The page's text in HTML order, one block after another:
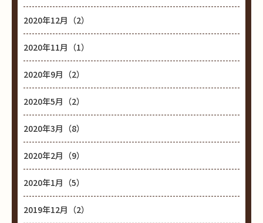
2020年12月（2）
2020年11月（1）
2020年9月（2）
2020年5月（2）
2020年3月（8）
2020年2月（9）
2020年1月（5）
2019年12月（2）